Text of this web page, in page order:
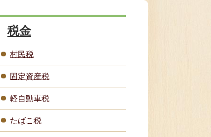
税金
村民税
固定資産税
軽自動車税
たばこ税